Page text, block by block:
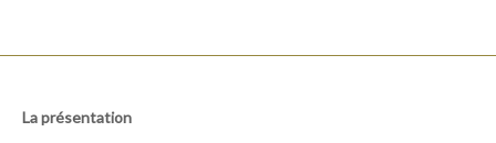
La présentation